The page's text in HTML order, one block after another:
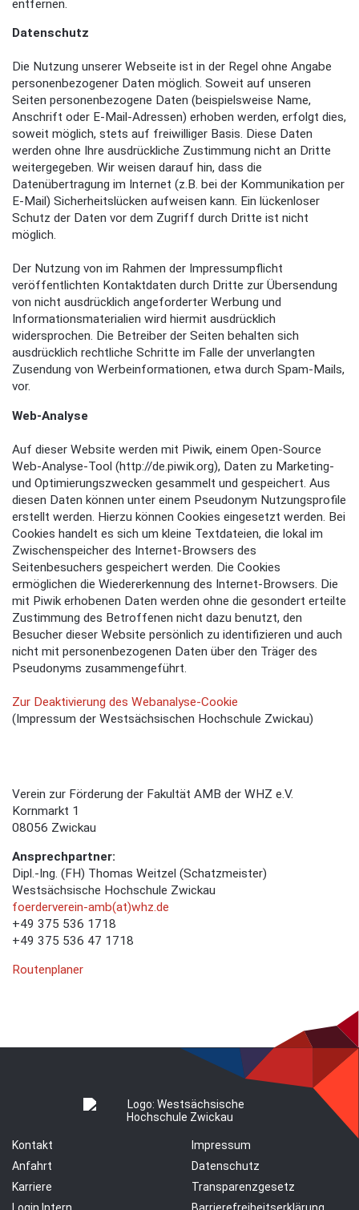
entfernen.
Datenschutz
Die Nutzung unserer Webseite ist in der Regel ohne Angabe
personenbezogener Daten möglich. Soweit auf unseren
Seiten personenbezogene Daten (beispielsweise Name,
Anschrift oder E-Mail-Adressen) erhoben werden, erfolgt dies,
soweit möglich, stets auf freiwilliger Basis. Diese Daten
werden ohne Ihre ausdrückliche Zustimmung nicht an Dritte
weitergegeben. Wir weisen darauf hin, dass die
Datenübertragung im Internet (z.B. bei der Kommunikation per
E-Mail) Sicherheitslücken aufweisen kann. Ein lückenloser
Schutz der Daten vor dem Zugriff durch Dritte ist nicht
möglich.
Der Nutzung von im Rahmen der Impressumpflicht
veröffentlichten Kontaktdaten durch Dritte zur Übersendung
von nicht ausdrücklich angeforderter Werbung und
Informationsmaterialien wird hiermit ausdrücklich
widersprochen. Die Betreiber der Seiten behalten sich
ausdrücklich rechtliche Schritte im Falle der unverlangten
Zusendung von Werbeinformationen, etwa durch Spam-Mails,
vor.
Web-Analyse
Auf dieser Website werden mit Piwik, einem Open-Source
Web-Analyse-Tool (http://de.piwik.org), Daten zu Marketing-
und Optimierungszwecken gesammelt und gespeichert. Aus
diesen Daten können unter einem Pseudonym Nutzungsprofile
erstellt werden. Hierzu können Cookies eingesetzt werden. Bei
Cookies handelt es sich um kleine Textdateien, die lokal im
Zwischenspeicher des Internet-Browsers des
Seitenbesuchers gespeichert werden. Die Cookies
ermöglichen die Wiedererkennung des Internet-Browsers. Die
mit Piwik erhobenen Daten werden ohne die gesondert erteilte
Zustimmung des Betroffenen nicht dazu benutzt, den
Besucher dieser Website persönlich zu identifizieren und auch
nicht mit personenbezogenen Daten über den Träger des
Pseudonyms zusammengeführt.
Zur Deaktivierung des Webanalyse-Cookie
(Impressum der Westsächsischen Hochschule Zwickau)
Verein zur Förderung der Fakultät AMB der WHZ e.V.
Kornmarkt 1
08056 Zwickau
Ansprechpartner:
Dipl.-Ing. (FH) Thomas Weitzel (Schatzmeister)
Westsächsische Hochschule Zwickau
foerderverein-amb(at)whz.de
+49 375 536 1718
+49 375 536 47 1718
Routenplaner
Kontakt
Anfahrt
Karriere
Login Intern
Impressum
Datenschutz
Transparenzgesetz
Barrierefreiheitserklärung